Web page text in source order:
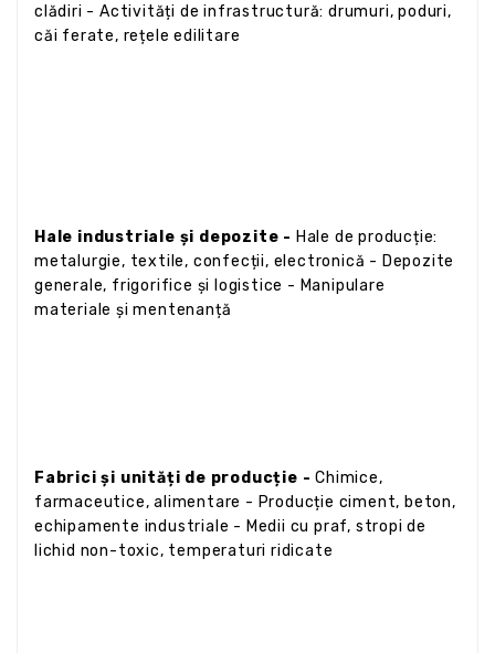
clădiri - Activități de infrastructură: drumuri, poduri,
căi ferate, rețele edilitare
Hale industriale și depozite - Hale de producție:
metalurgie, textile, confecții, electronică - Depozite
generale, frigorifice și logistice - Manipulare
materiale și mentenanță
Fabrici și unități de producție -Chimice,
farmaceutice, alimentare - Producție ciment, beton,
echipamente industriale - Medii cu praf, stropi de
lichid non-toxic, temperaturi ridicate